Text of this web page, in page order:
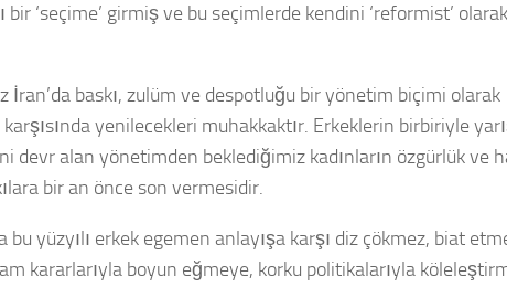
‘seçime’ girmiş ve bu seçimlerde kendini ‘reformist’ olarak
baskı, zulüm ve despotluğu bir yönetim biçimi olarak
yenilecekleri muhakkaktır. Erkeklerin birbiriyle
devr alan yönetimden beklediğimiz kadınların özgürlük ve
bir an önce son vermesidir.
bu yüzyılı erkek egemen anlayışa karşı diz çökmez, biat
kararlarıyla boyun eğmeye, korku politikalarıyla